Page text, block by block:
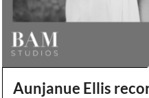
Aunjanue Ellis